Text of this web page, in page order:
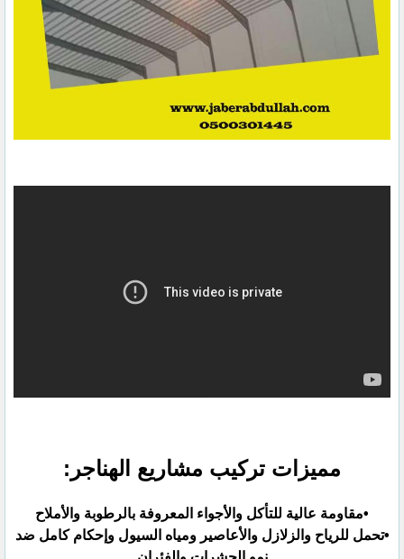
مميزات تركيب مشاريع الهناجر:‏
•مقاومة عالية للتأكل والأجواء المعروفة بالرطوبة والأملاح
•تحمل للرياح والزلازل والأعاصير ومياه السيول وإحكام كامل ضد